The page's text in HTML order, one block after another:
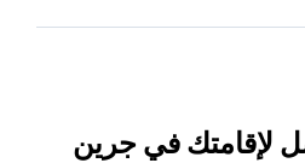
لإقامتك في جرين